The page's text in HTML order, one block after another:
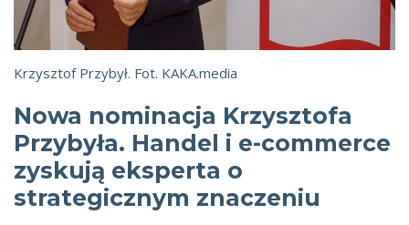
Krzysztof Przybył. Fot. KAKA.media
Nowa nominacja Krzysztofa
Przybyła. Handel i e-commerce
zyskują eksperta o
strategicznym znaczeniu